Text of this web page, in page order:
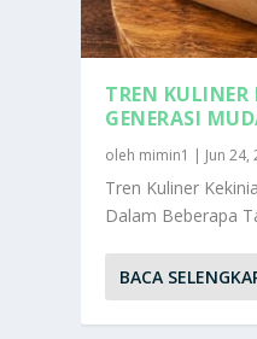
TREN
GENERASI
oleh mimin1 | Jun 24,
Tren Kuliner
Dalam Beberapa
BACA